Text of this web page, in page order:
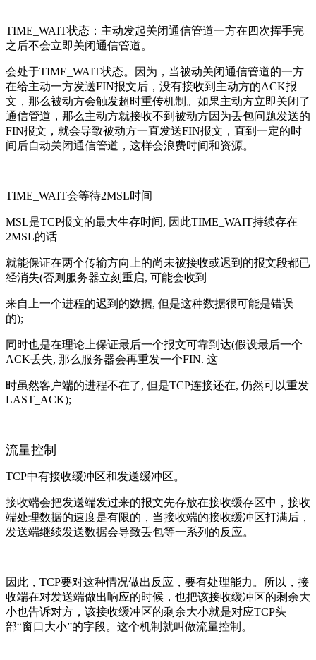
TIME_WAIT状态：主动发起关闭通信管道一方在四次挥手完
之后不会立即关闭通信管道。
会处于TIME_WAIT状态。因为，当被动关闭通信管道的一方
在给主动一方发送FIN报文后，没有接收到主动方的ACK报
文，那么被动方会触发超时重传机制。如果主动方立即关闭了
通信管道，那么主动方就接收不到被动方因为丢包问题发送的
FIN报文，就会导致被动方一直发送FIN报文，直到一定的时
间后自动关闭通信管道，这样会浪费时间和资源。
TIME_WAIT会等待2MSL时间
MSL是TCP报文的最大生存时间, 因此TIME_WAIT持续存在
2MSL的话
就能保证在两个传输方向上的尚未被接收或迟到的报文段都已
经消失(否则服务器立刻重启, 可能会收到
来自上一个进程的迟到的数据, 但是这种数据很可能是错误
的);
同时也是在理论上保证最后一个报文可靠到达(假设最后一个
ACK丢失, 那么服务器会再重发一个FIN. 这
时虽然客户端的进程不在了, 但是TCP连接还在, 仍然可以重发
LAST_ACK);
流量控制
TCP中有接收缓冲区和发送缓冲区。
接收端会把发送端发过来的报文先存放在接收缓存区中，接收
端处理数据的速度是有限的，当接收端的接收缓冲区打满后，
发送端继续发送数据会导致丢包等一系列的反应。
因此，TCP要对这种情况做出反应，要有处理能力。所以，接
收端在对发送端做出响应的时候，也把该接收缓冲区的剩余大
小也告诉对方，该接收缓冲区的剩余大小就是对应TCP头
部“窗口大小”的字段。这个机制就叫做流量控制。